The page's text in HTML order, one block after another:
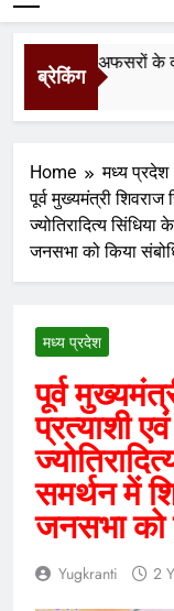
ब्रेकिंग
अफसरों के दौरे और
Home
मध्य प्रदेश
पूर्व मुख्यमंत्री शिवराज
ज्योतिरादित्य
जनसभा को किया
मध्य प्रदेश
पूर्व
प्रत्याशी
समर्थन में
जनसभा को
Yugkranti 2